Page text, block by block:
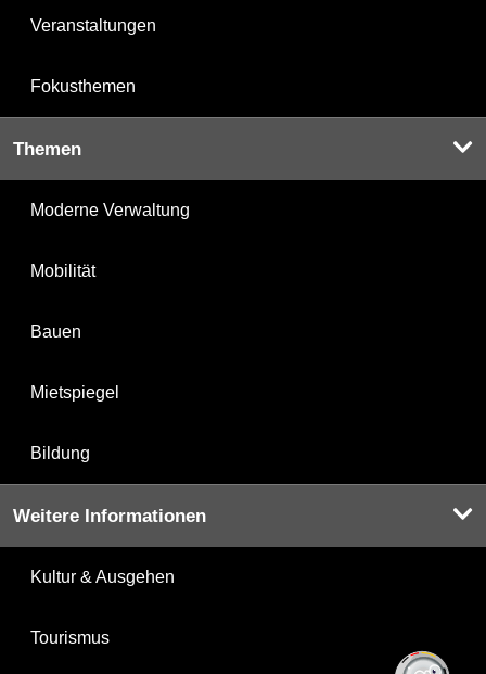
Veranstaltungen
Fokusthemen
Themen
Moderne Verwaltung
Mobilität
Bauen
Mietspiegel
Bildung
Weitere Informationen
Kultur & Ausgehen
Tourismus